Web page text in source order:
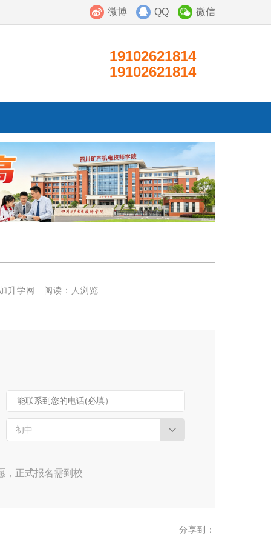
微信
QQ
微博
19102621814
19102621814
升学网 阅读：人浏览
能联系到您的电话(必填）
初中
，正式报名需到校
分享到：